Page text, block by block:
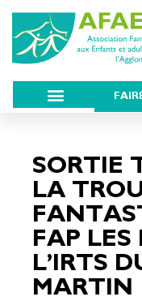
SORTIE
LA
FAP LES
L’IRTS
MARTIN